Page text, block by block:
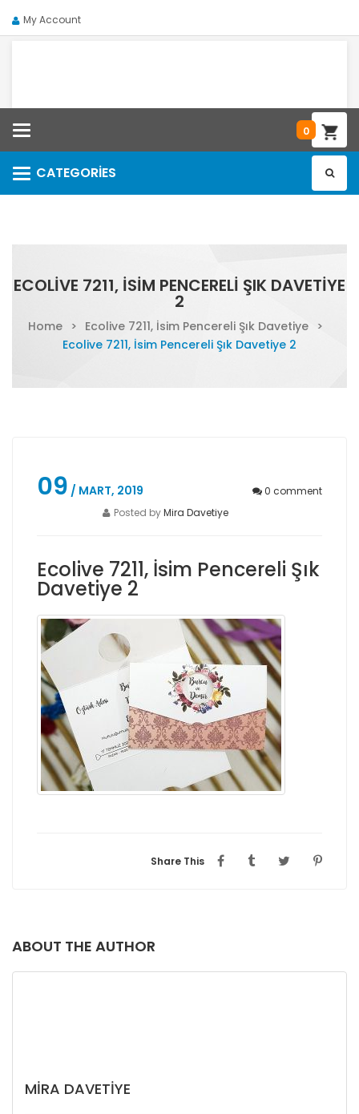
My Account
0
CATEGORIES
Categories
ECOLIVE 7211, İSIM PENCERELI ŞIK DAVETIYE
2
Home > Ecolive 7211, İsim Pencereli Şık Davetiye >
Ecolive 7211, İsim Pencereli Şık Davetiye 2
09 / MART, 2019 0 comment
Posted byMira Davetiye
Ecolive 7211, İsim Pencereli Şık
Davetiye 2
Share This
ABOUT THE AUTHOR
MIRA DAVETIYE